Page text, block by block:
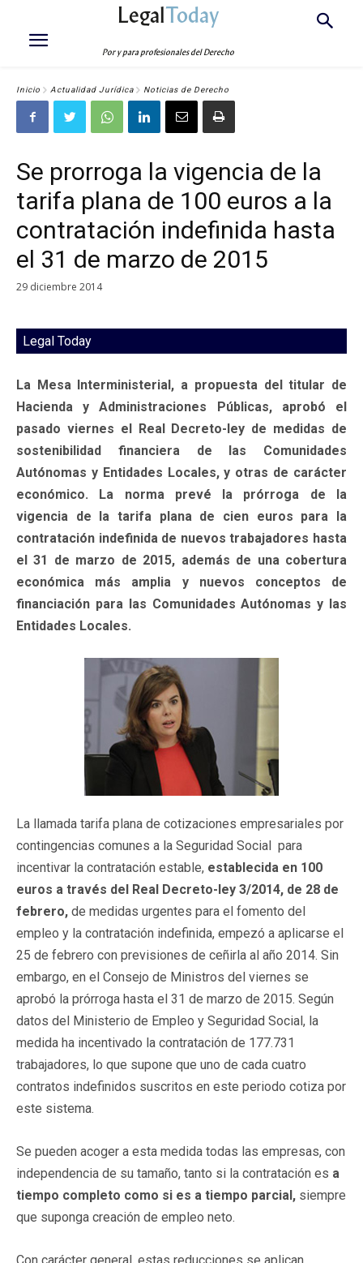
LegalToday
Por y para profesionales del Derecho
Inicio Actualidad Jurídica Noticias de Derecho
Se prorroga la vigencia de la
tarifa plana de 100 euros a la
contratación indefinida hasta
el 31 de marzo de 2015
29 diciembre 2014
Legal Today
La Mesa Interministerial, a propuesta del titular de
Hacienda y Administraciones Públicas, aprobó el
pasado viernes el Real Decreto-ley de medidas de
sostenibilidad financiera de las Comunidades
Autónomas y Entidades Locales, y otras de carácter
económico. La norma prevé la prórroga de la
vigencia de la tarifa plana de cien euros para la
contratación indefinida de nuevos trabajadores hasta
el 31 de marzo de 2015, además de una cobertura
económica más amplia y nuevos conceptos de
financiación para las Comunidades Autónomas y las
Entidades Locales.
La llamada tarifa plana de cotizaciones empresariales por
contingencias comunes a la Seguridad Social para
incentivar la contratación estable, establecida en 100
euros a través del Real Decreto-ley 3/2014, de 28 de
febrero, de medidas urgentes para el fomento del
empleo y la contratación indefinida, empezó a aplicarse el
25 de febrero con previsiones de ceñirla al año 2014. Sin
embargo, en el Consejo de Ministros del viernes se
aprobó la prórroga hasta el 31 de marzo de 2015. Según
datos del Ministerio de Empleo y Seguridad Social, la
medida ha incentivado la contratación de 177.731
trabajadores, lo que supone que uno de cada cuatro
contratos indefinidos suscritos en este periodo cotiza por
este sistema.
Se pueden acoger a esta medida todas las empresas, con
independencia de su tamaño, tanto si la contratación es a
tiempo completo como si es a tiempo parcial, siempre
que suponga creación de empleo neto.